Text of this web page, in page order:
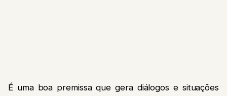
É uma boa premissa que gera diálogos e situações